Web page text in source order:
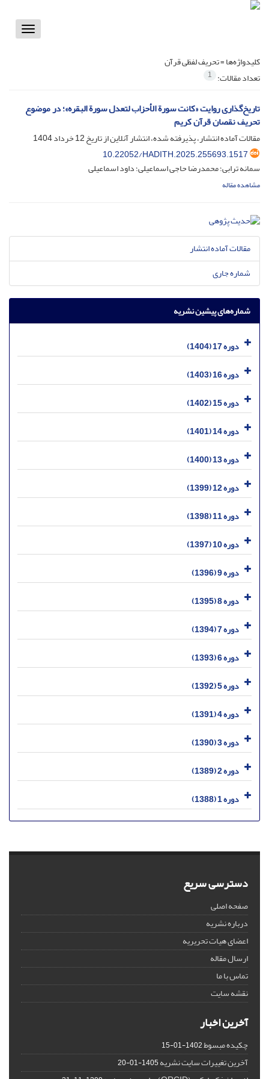
Toggle
کلیدواژه‌ها =تحریف لفظی قرآن
تعداد مقالات: 1
تاریخ‌گذاری روایت «کانت سورة الأحزاب لتعدل سورة البقره»؛ در موضوع
تحریف نقصان قرآن کریم
مقالات آماده انتشار، پذیرفته شده، انتشار آنلاین از تاریخ12 خرداد 1404
10.22052/HADITH.2025.255693.1517
سمانه ترابی؛ محمدرضا حاجی اسماعیلی؛ داود اسماعیلی
مشاهده مقاله
مقالات آماده انتشار
شماره جاری
شماره‌های پیشین نشریه
دوره 17 (1404)
دوره 16 (1403)
دوره 15 (1402)
دوره 14 (1401)
دوره 13 (1400)
دوره 12 (1399)
دوره 11 (1398)
دوره 10 (1397)
دوره 9 (1396)
دوره 8 (1395)
دوره 7 (1394)
دوره 6 (1393)
دوره 5 (1392)
دوره 4 (1391)
دوره 3 (1390)
دوره 2 (1389)
دوره 1 (1388)
دسترسی سریع
صفحه اصلی
درباره نشریه
اعضای هیات تحریریه
ارسال مقاله
تماس با ما
نقشه سایت
آخرین اخبار
چکیده مبسوط1402-01-15
آخرین تغییرات سایت نشریه1405-01-20